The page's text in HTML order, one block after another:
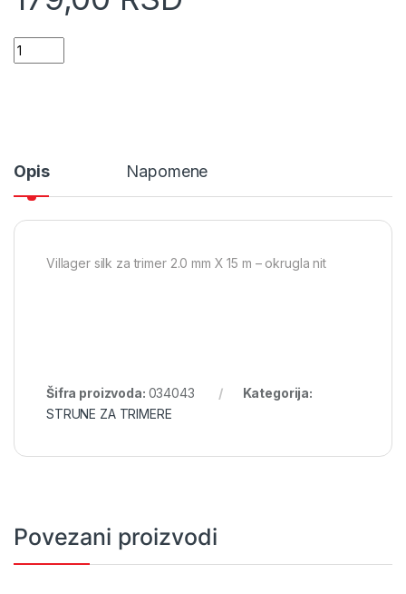
Villager silk za trimer 2.0 mm X 15 m - okrugla nit 034043
Opis Napomene
Villager silk za trimer 2.0 mm X 15 m – okrugla nit
Šifra proizvoda: 034043
Kategorija:
STRUNE ZA TRIMERE
Povezani proizvodi